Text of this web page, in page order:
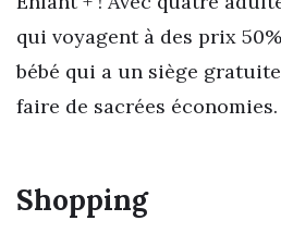
qui voyagent à des prix
bébé qui a un siège
faire de sacrées économies.
Shopping